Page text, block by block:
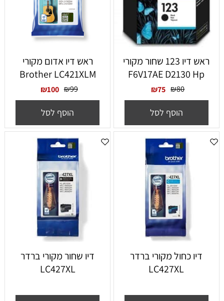
ראש דיו 123 שחור מקורי
F6V17AE D2130 Hp
₪80
₪75
הוסף לסל
‏ראש דיו אדום מקורי
Brother LC421XLM
₪99
₪100
הוסף לסל
דיו כחול מקורי ברדר
LC427XL
דיו שחור מקורי ברדר
LC427XL